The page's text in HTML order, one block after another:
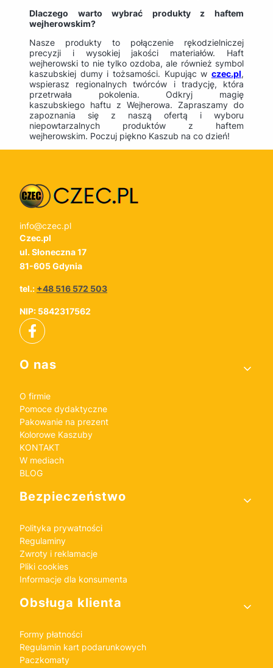
Dlaczego warto wybrać produkty z haftem
wejherowskim?
Nasze produkty to połączenie rękodzielniczej
precyzji i wysokiej jakości materiałów. Haft
wejherowski to nie tylko ozdoba, ale również symbol
kaszubskiej dumy i tożsamości. Kupując w czec.pl,
wspierasz regionalnych twórców i tradycję, która
przetrwała pokolenia. Odkryj magię
kaszubskiego haftu z Wejherowa. Zapraszamy do
zapoznania się z naszą ofertą i wyboru
niepowtarzalnych produktów z haftem
wejherowskim. Poczuj piękno Kaszub na co dzień!
info@czec.pl
Czec.pl
ul. Słoneczna 17
81-605 Gdynia
tel.: +48 516 572 503
NIP: 5842317562
Linki w stopce
O nas
O firmie
Pomoce dydaktyczne
Pakowanie na prezent
Kolorowe Kaszuby
KONTAKT
W mediach
BLOG
Bezpieczeństwo
Polityka prywatności
Regulaminy
Zwroty i reklamacje
Pliki cookies
Informacje dla konsumenta
Obsługa klienta
Formy płatności
Regulamin kart podarunkowych
Paczkomaty